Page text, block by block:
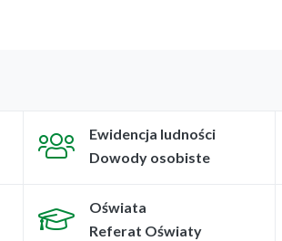
Ewidencja ludności
Dowody osobiste
Oświata
Referat Oświaty